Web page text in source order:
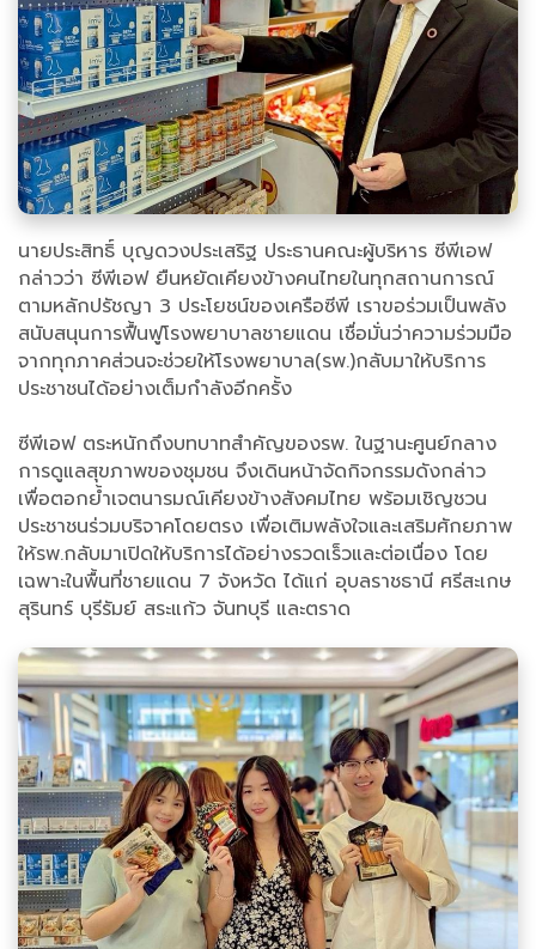
นายประสิทธิ์ บุญดวงประเสริฐ ประธานคณะผู้บริหาร ซีพีเอฟ
กล่าวว่า ซีพีเอฟ ยืนหยัดเคียงข้างคนไทยในทุกสถานการณ์
ตามหลักปรัชญา 3 ประโยชน์ของเครือซีพี เราขอร่วมเป็นพลัง
สนับสนุนการฟื้นฟูโรงพยาบาลชายแดน เชื่อมั่นว่าความร่วมมือ
จากทุกภาคส่วนจะช่วยให้โรงพยาบาล(รพ.)กลับมาให้บริการ
ประชาชนได้อย่างเต็มกำลังอีกครั้ง
ซีพีเอฟ ตระหนักถึงบทบาทสำคัญของรพ. ในฐานะศูนย์กลาง
การดูแลสุขภาพของชุมชน จึงเดินหน้าจัดกิจกรรมดังกล่าว
เพื่อตอกย้ำเจตนารมณ์เคียงข้างสังคมไทย พร้อมเชิญชวน
ประชาชนร่วมบริจาคโดยตรง เพื่อเติมพลังใจและเสริมศักยภาพ
ให้รพ.กลับมาเปิดให้บริการได้อย่างรวดเร็วและต่อเนื่อง โดย
เฉพาะในพื้นที่ชายแดน 7 จังหวัด ได้แก่ อุบลราชธานี ศรีสะเกษ
สุรินทร์ บุรีรัมย์ สระแก้ว จันทบุรี และตราด